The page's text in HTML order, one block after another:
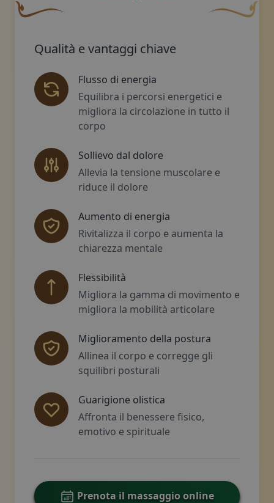
Qualità e vantaggi chiave
Flusso di energia
Equilibra i percorsi energetici e
migliora la circolazione in tutto il
corpo
Sollievo dal dolore
Allevia la tensione muscolare e
riduce il dolore
Aumento di energia
Rivitalizza il corpo e aumenta la
chiarezza mentale
Flessibilità
Migliora la gamma di movimento e
migliora la mobilità articolare
Miglioramento della postura
Allinea il corpo e corregge gli
squilibri posturali
Guarigione olistica
Affronta il benessere fisico,
emotivo e spirituale
Prenota il massaggio online